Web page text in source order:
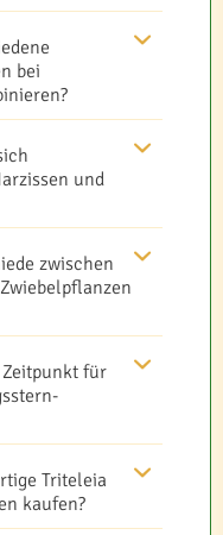
bei
und
zwischen
für
Triteleia
kaufen?